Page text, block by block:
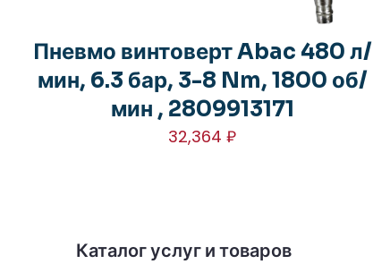
Пневмо винтоверт Abac 480 л/
мин, 6.3 бар, 3-8 Nm, 1800 об/
мин , 2809913171
32,364₽
Каталог услуг и товаров